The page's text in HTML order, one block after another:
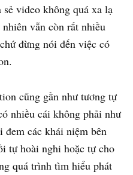
video không quá xa lạ
vẫn còn rất nhiều
đừng nói đến việc có
cũng gần như tương tự
nhiều cái không phải như
đem các khái niệm bên
tự hoài nghi hoặc tự cho
quá trình tìm hiểu phát